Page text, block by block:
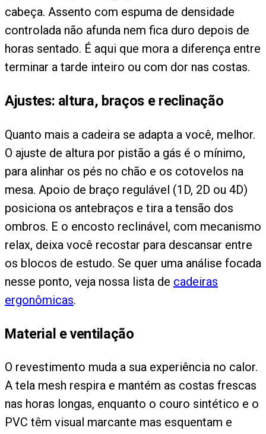
cabeça. Assento com espuma de densidade
controlada não afunda nem fica duro depois de
horas sentado. É aqui que mora a diferença entre
terminar a tarde inteiro ou com dor nas costas.
Ajustes: altura, braços e reclinação
Quanto mais a cadeira se adapta a você, melhor.
O ajuste de altura por pistão a gás é o mínimo,
para alinhar os pés no chão e os cotovelos na
mesa. Apoio de braço regulável (1D, 2D ou 4D)
posiciona os antebraços e tira a tensão dos
ombros. E o encosto reclinável, com mecanismo
relax, deixa você recostar para descansar entre
os blocos de estudo. Se quer uma análise focada
nesse ponto, veja nossa lista de cadeiras
ergonômicas.
Material e ventilação
O revestimento muda a sua experiência no calor.
A tela mesh respira e mantém as costas frescas
nas horas longas, enquanto o couro sintético e o
PVC têm visual marcante mas esquentam e